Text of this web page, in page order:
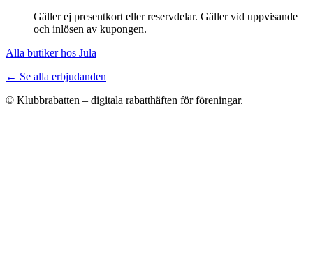
Gäller ej presentkort eller reservdelar. Gäller vid uppvisande
och inlösen av kupongen.
Alla butiker hos Jula
← Se alla erbjudanden
© Klubbrabatten – digitala rabatthäften för föreningar.